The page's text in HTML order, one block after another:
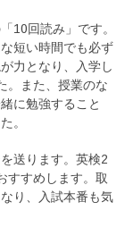
10回読み」です。
短い時間でも必ず
力となり、入学し
。また、授業のな
に勉強すること
。
送ります。英検2
すすめします。取
り、入試本番も気